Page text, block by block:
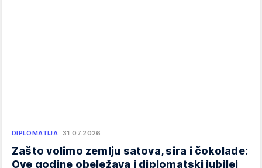
DIPLOMATIJA 31.07.2026.
Zašto volimo zemlju satova, sira i čokolade:
Ove godine obeležava i diplomatski jubilej